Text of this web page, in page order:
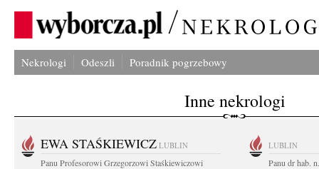
Nekrologi Odeszli Poradnik pogrzebowy
Inne nekrologi
EWA STAŚKIEWICZ LUBLIN
Panu Profesorowi Grzegorzowi Staśkiewiczowi
LUBLIN
Panu dr hab.